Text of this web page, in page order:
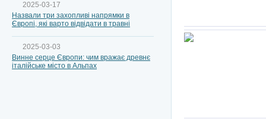
2025-03-17
Назвали три захопливі напрямки в
Європі, які варто відвідати в травні
2025-03-03
Винне серце Європи: чим вражає древнє
італійське місто в Альпах